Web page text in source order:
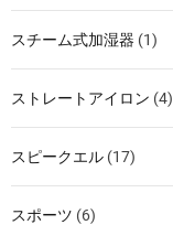
スチーム式加湿器 (1)
ストレートアイロン (4)
スピークエル (17)
スポーツ (6)